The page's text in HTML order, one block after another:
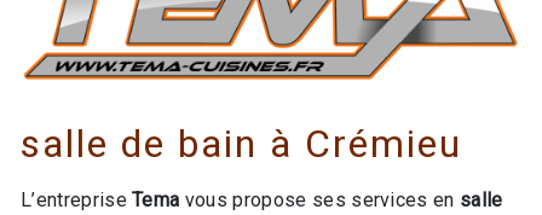
salle de bain à Crémieu
L’entrepriseTema vous propose ses services en salle